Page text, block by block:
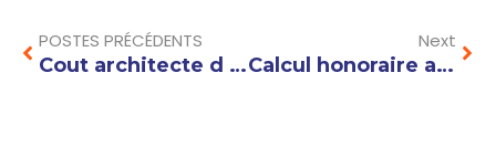
POSTES PRÉCÉDENTS
Cout architecte d intérieur : comment réduire le budget de votre projet sans compromettre la qualité ?
Next
Calcul honoraire architecte : comment estimer le coût de votre projet de construction ou de rénovation ?